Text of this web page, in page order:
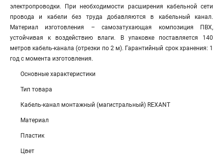
электропроводки. При необходимости расширения кабельной сети
провода и кабели без труда добавляются в кабельный канал.
Материал изготовления – самозатухающая композиция ПВХ,
устойчивая к воздействию влаги. В упаковке поставляется 140
метров кабель-канала (отрезки по 2 м). Гарантийный срок хранения: 1
год с момента изготовления.
Основные характеристики
Тип товара
Кабель-канал монтажный (магистральный) REXANT
Материал
Пластик
Цвет